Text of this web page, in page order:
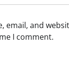
email, and
I comment.